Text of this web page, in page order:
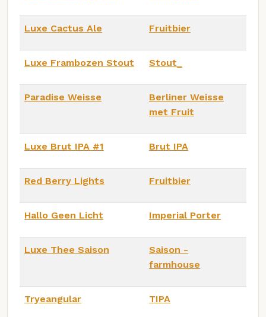
Luxe Cactus Ale Fruitbier
Luxe Frambozen Stout Stout_
Paradise Weisse
Berliner Weisse
met Fruit
Luxe Brut IPA #1 Brut IPA
Red Berry Lights Fruitbier
Hallo Geen Licht Imperial Porter
Luxe Thee Saison
Saison -
farmhouse
Tryeangular TIPA